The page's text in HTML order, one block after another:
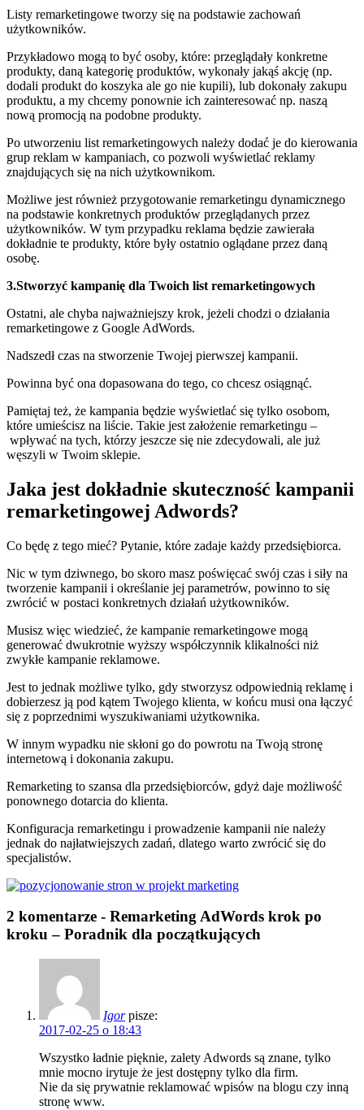
Listy remarketingowe tworzy się na podstawie zachowań
użytkowników.
Przykładowo mogą to być osoby, które: przeglądały konkretne
produkty, daną kategorię produktów, wykonały jakąś akcję (np.
dodali produkt do koszyka ale go nie kupili), lub dokonały zakupu
produktu, a my chcemy ponownie ich zainteresować np. naszą
nową promocją na podobne produkty.
Po utworzeniu list remarketingowych należy dodać je do kierowania
grup reklam w kampaniach, co pozwoli wyświetlać reklamy
znajdujących się na nich użytkownikom.
Możliwe jest również przygotowanie remarketingu dynamicznego
na podstawie konkretnych produktów przeglądanych przez
użytkowników. W tym przypadku reklama będzie zawierała
dokładnie te produkty, które były ostatnio oglądane przez daną
osobę.
3.Stworzyć kampanię dla Twoich list remarketingowych
Ostatni, ale chyba najważniejszy krok, jeżeli chodzi o działania
remarketingowe z Google AdWords.
Nadszedł czas na stworzenie Twojej pierwszej kampanii.
Powinna być ona dopasowana do tego, co chcesz osiągnąć.
Pamiętaj też, że kampania będzie wyświetlać się tylko osobom,
które umieścisz na liście. Takie jest założenie remarketingu –
wpływać na tych, którzy jeszcze się nie zdecydowali, ale już
węszyli w Twoim sklepie.
Jaka jest dokładnie skuteczność kampanii
remarketingowej Adwords?
Co będę z tego mieć? Pytanie, które zadaje każdy przedsiębiorca.
Nic w tym dziwnego, bo skoro masz poświęcać swój czas i siły na
tworzenie kampanii i określanie jej parametrów, powinno to się
zwrócić w postaci konkretnych działań użytkowników.
Musisz więc wiedzieć, że kampanie remarketingowe mogą
generować dwukrotnie wyższy współczynnik klikalności niż
zwykłe kampanie reklamowe.
Jest to jednak możliwe tylko, gdy stworzysz odpowiednią reklamę i
dobierzesz ją pod kątem Twojego klienta, w końcu musi ona łączyć
się z poprzednimi wyszukiwaniami użytkownika.
W innym wypadku nie skłoni go do powrotu na Twoją stronę
internetową i dokonania zakupu.
Remarketing to szansa dla przedsiębiorców, gdyż daje możliwość
ponownego dotarcia do klienta.
Konfiguracja remarketingu i prowadzenie kampanii nie należy
jednak do najłatwiejszych zadań, dlatego warto zwrócić się do
specjalistów.
2 komentarze - Remarketing AdWords krok po
kroku – Poradnik dla początkujących
Igor pisze:
2017-02-25 o 18:43
Wszystko ładnie pięknie, zalety Adwords są znane, tylko
mnie mocno irytuje że jest dostępny tylko dla firm.
Nie da się prywatnie reklamować wpisów na blogu czy inną
stronę www.